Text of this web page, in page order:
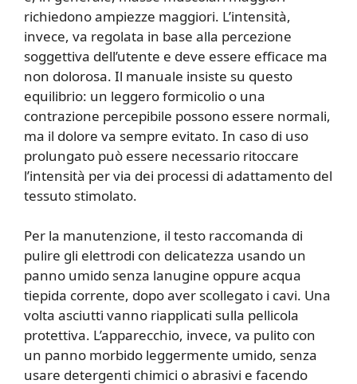
richiedono ampiezze maggiori. L’intensità,
invece, va regolata in base alla percezione
soggettiva dell’utente e deve essere efficace ma
non dolorosa. Il manuale insiste su questo
equilibrio: un leggero formicolio o una
contrazione percepibile possono essere normali,
ma il dolore va sempre evitato. In caso di uso
prolungato può essere necessario ritoccare
l’intensità per via dei processi di adattamento del
tessuto stimolato.
Per la manutenzione, il testo raccomanda di
pulire gli elettrodi con delicatezza usando un
panno umido senza lanugine oppure acqua
tiepida corrente, dopo aver scollegato i cavi. Una
volta asciutti vanno riapplicati sulla pellicola
protettiva. L’apparecchio, invece, va pulito con
un panno morbido leggermente umido, senza
usare detergenti chimici o abrasivi e facendo